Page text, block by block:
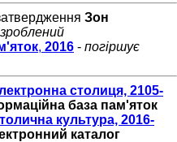
Зон
, 2016 - погіршує
столиця, 2105-
база пам'яток
культура, 2016-
каталог